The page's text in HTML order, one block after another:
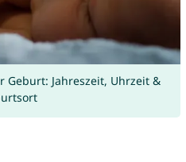
Geburt: Jahreszeit, Uhrzeit &